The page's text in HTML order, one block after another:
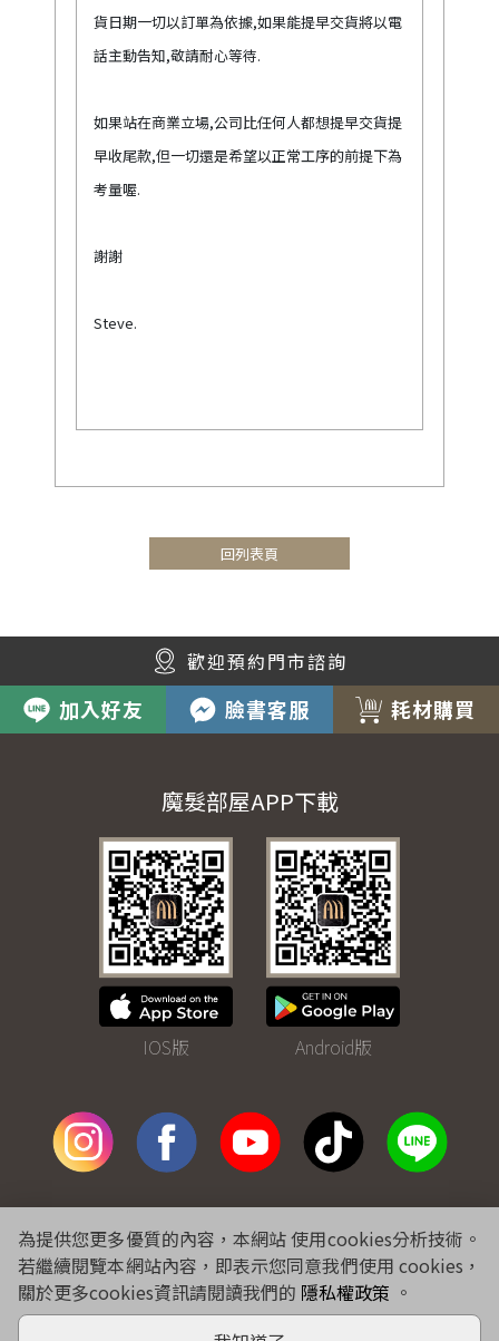
貨日期一切以訂單為依據,如果能提早交貨將以電
話主動告知,敬請耐心等待.
如果站在商業立場,公司比任何人都想提早交貨提
早收尾款,但一切還是希望以正常工序的前提下為
考量喔.
謝謝
Steve.
回列表頁
歡迎預約門市諮詢
加入好友 臉書客服 耗材購買
魔髮部屋APP下載
IOS版 Android版
合作提案 特約企業 隱私權 個資聲明 人才招募 線上購物
為提供您更多優質的內容，本網站 使用cookies分析技術。
若繼續閱覽本網站內容，即表示您同意我們使用 cookies，
關於更多cookies資訊請閱讀我們的 隱私權政策 。